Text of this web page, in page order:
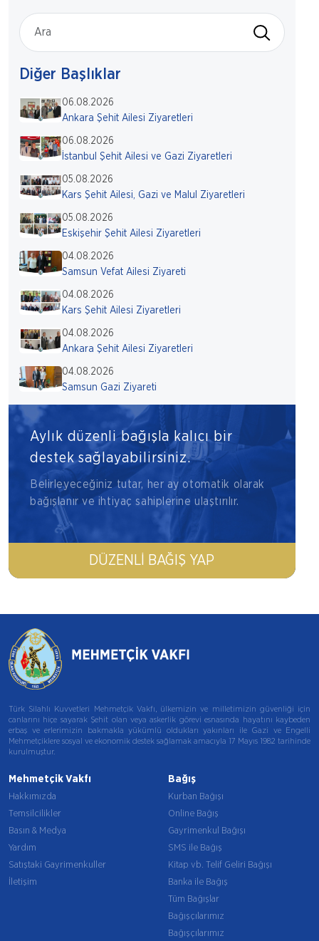
Diğer Başlıklar
06.08.2026
Ankara Şehit Ailesi Ziyaretleri
06.08.2026
İstanbul Şehit Ailesi ve Gazi Ziyaretleri
05.08.2026
Kars Şehit Ailesi, Gazi ve Malul Ziyaretleri
05.08.2026
Eskişehir Şehit Ailesi Ziyaretleri
04.08.2026
Samsun Vefat Ailesi Ziyareti
04.08.2026
Kars Şehit Ailesi Ziyaretleri
04.08.2026
Ankara Şehit Ailesi Ziyaretleri
04.08.2026
Samsun Gazi Ziyareti
Aylık düzenli bağışla kalıcı bir
destek sağlayabilirsiniz.
Belirleyeceğiniz tutar, her ay otomatik olarak
bağışlanır ve ihtiyaç sahiplerine ulaştırılır.
DÜZENLI BAĞIŞ YAP
Türk Silahlı Kuvvetleri Mehmetçik Vakfı, ülkemizin ve milletimizin güvenliği için
canlarını hiçe sayarak Şehit olan veya askerlik görevi esnasında hayatını kaybeden
erbaş ve erlerimizin bakmakla yükümlü oldukları yakınları ile Gazi ve Engelli
Mehmetçiklere sosyal ve ekonomik destek sağlamak amacıyla 17 Mayıs 1982 tarihinde
kurulmuştur.
Mehmetçik Vakfı
Hakkımızda
Temsilcilikler
Basın & Medya
Yardım
Satıştaki Gayrimenkuller
İletişim
Bağış
Kurban Bağışı
Online Bağış
Gayrimenkul Bağışı
SMS ile Bağış
Kitap vb. Telif Geliri Bağışı
Banka ile Bağış
Tüm Bağışlar
Bağışçılarımız
Bağışçılarımız